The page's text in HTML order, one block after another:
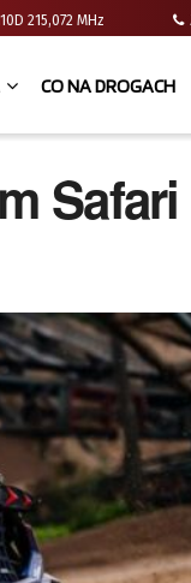
215,072 MHz
CO NA DROGACH
Safari